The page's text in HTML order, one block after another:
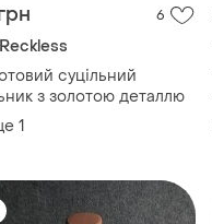
6
суцільний
з золотою деталлю
1